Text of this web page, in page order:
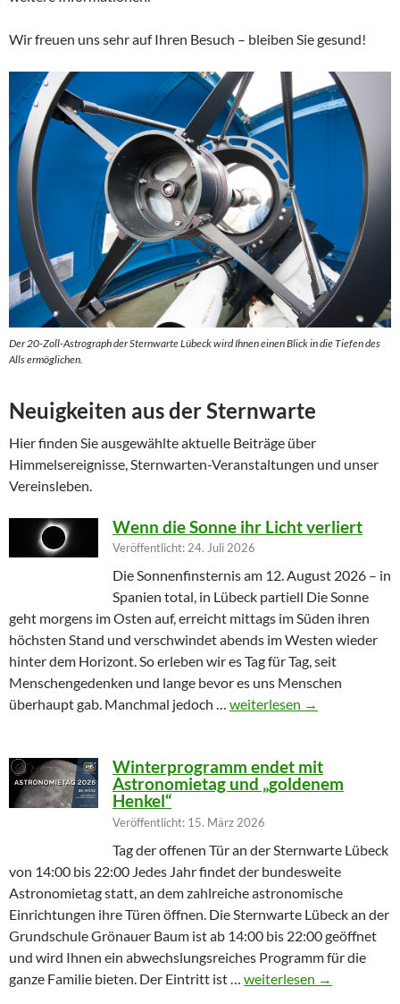
Wir freuen uns sehr auf Ihren Besuch – bleiben Sie gesund!
Der 20-Zoll-Astrograph der Sternwarte Lübeck wird Ihnen einen Blick in die Tiefen des
Alls ermöglichen.
Neuigkeiten aus der Sternwarte
Hier finden Sie ausgewählte aktuelle Beiträge über
Himmelsereignisse, Sternwarten-Veranstaltungen und unser
Vereinsleben.
Wenn die Sonne ihr Licht verliert
Veröffentlicht: 24. Juli 2026
Die Sonnenfinsternis am 12. August 2026 – in
Spanien total, in Lübeck partiell Die Sonne
geht morgens im Osten auf, erreicht mittags im Süden ihren
höchsten Stand und verschwindet abends im Westen wieder
hinter dem Horizont. So erleben wir es Tag für Tag, seit
Menschengedenken und lange bevor es uns Menschen
überhaupt gab. Manchmal jedoch … Wenn die Sonne ihr Licht
weiterlesen →
Winterprogramm endet mit
Astronomietag und „goldenem
Henkel“
Veröffentlicht: 15. März 2026
Tag der offenen Tür an der Sternwarte Lübeck
von 14:00 bis 22:00 Jedes Jahr findet der bundesweite
Astronomietag statt, an dem zahlreiche astronomische
Einrichtungen ihre Türen öffnen. Die Sternwarte Lübeck an der
Grundschule Grönauer Baum ist ab 14:00 bis 22:00 geöffnet
und wird Ihnen ein abwechslungsreiches Programm für die
ganze Familie bieten. Der Eintritt ist … Winterprogramm endet
weiterlesen →